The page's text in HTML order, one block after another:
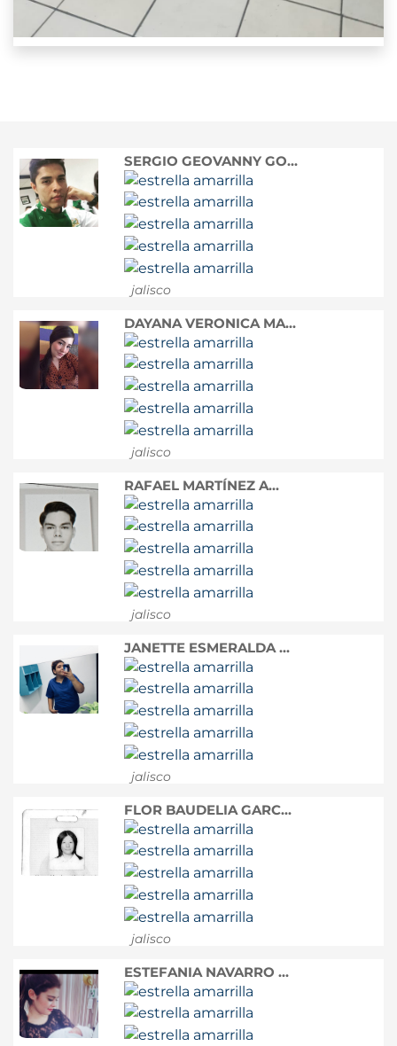
SERGIO GEOVANNY GO...
jalisco
DAYANA VERONICA MA...
jalisco
RAFAEL MARTÍNEZ A...
jalisco
JANETTE ESMERALDA ...
jalisco
FLOR BAUDELIA GARC...
jalisco
ESTEFANIA NAVARRO ...